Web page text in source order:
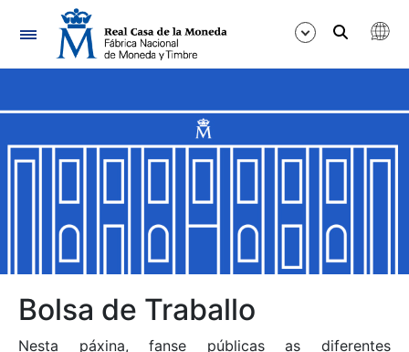
Navegación
Mostrar/Ocultar
Mostrar/Ocultar
Mostrar/Ocultar
Bolsa de Traballo
Nesta páxina, fanse públicas as diferentes